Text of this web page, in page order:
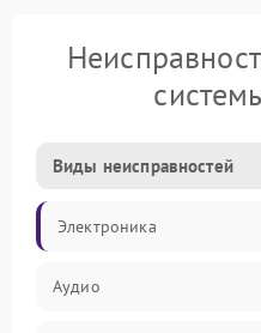
Виды неисправностей
Электроника
Аудио